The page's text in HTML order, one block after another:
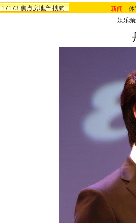
17173 焦点房地产 搜狗 新闻 -
娱乐